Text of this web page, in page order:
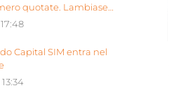
quotate. Lambiase:
europea Siu”
Capital SIM entra nel